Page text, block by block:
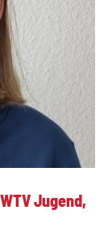
Jugend,